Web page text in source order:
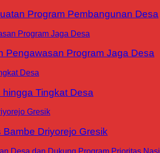
Program Pembangunan Desa
Pengawasan Program Jaga Desa
Tingkat Desa
Driyorejo Gresik